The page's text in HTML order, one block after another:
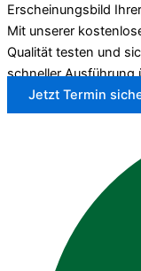
Erscheinungsbild
Mit unserer
Qualität testen und
schneller Ausführung
Jetzt Termin